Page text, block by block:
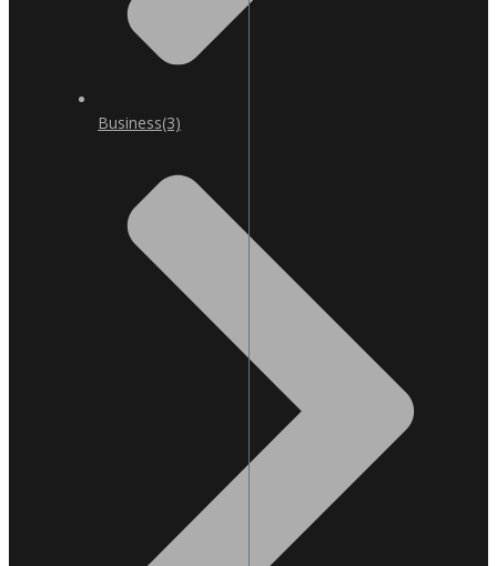
Business(3)